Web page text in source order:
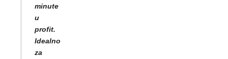
minute
u
profit.
Idealno
za